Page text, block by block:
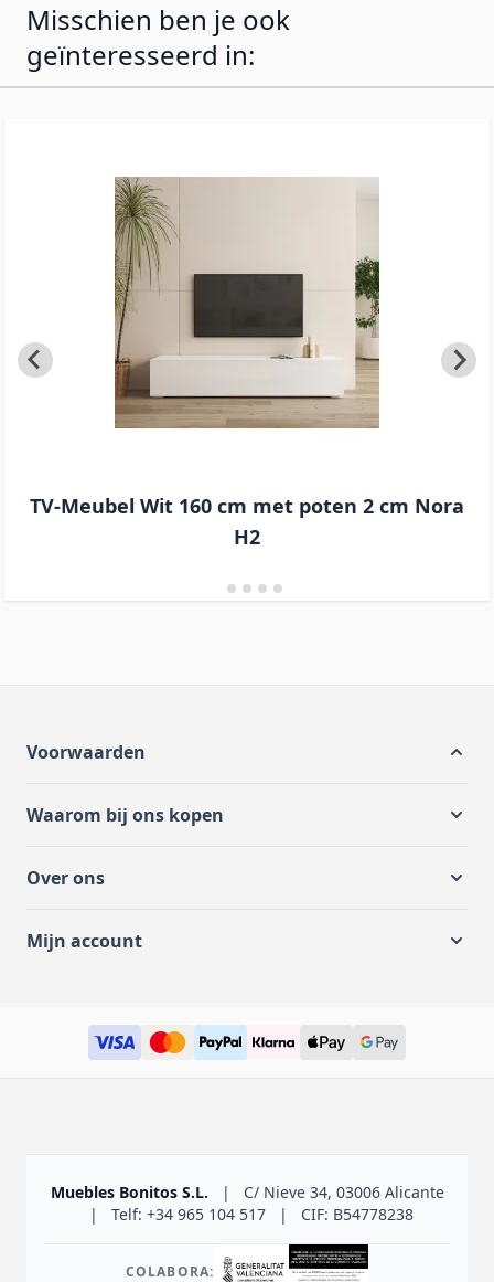
Misschien ben je ook
geïnteresseerd in:
TV-Meubel Wit 160 cm met poten 2 cm Nora
H2
Voorwaarden
Waarom bij ons kopen
Over ons
Mijn account
Muebles Bonitos S.L. |
C/ Nieve 34, 03006 Alicante
|
Telf: +34 965 104 517 | CIF: B54778238
COLABORA: